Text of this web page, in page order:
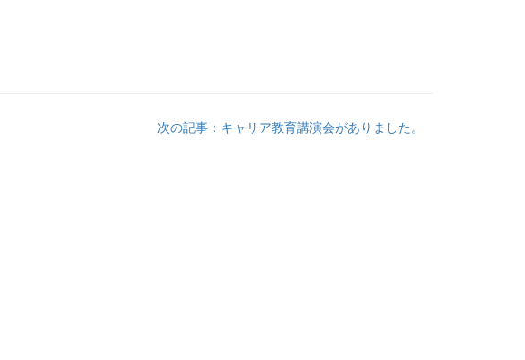
次の記事：キャリア教育講演会がありました。